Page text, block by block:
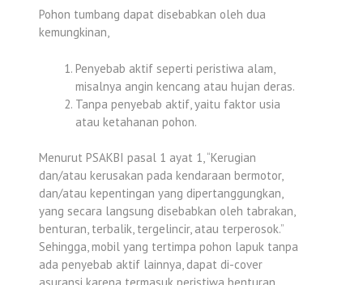
Pohon tumbang dapat disebabkan oleh dua
kemungkinan,
Penyebab aktif seperti peristiwa alam,
misalnya angin kencang atau hujan deras.
Tanpa penyebab aktif, yaitu faktor usia
atau ketahanan pohon.
Menurut PSAKBI pasal 1 ayat 1, “Kerugian
dan/atau kerusakan pada kendaraan bermotor,
dan/atau kepentingan yang dipertanggungkan,
yang secara langsung disebabkan oleh tabrakan,
benturan, terbalik, tergelincir, atau terperosok.”
Sehingga, mobil yang tertimpa pohon lapuk tanpa
ada penyebab aktif lainnya, dapat di-cover